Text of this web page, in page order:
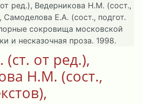
ред.), Ведерникова Н.М. (сост.,
Самоделова Е.А. (сост., подгот.
сокровища московской
и несказочная проза. 1998.
от ред.),
Н.М. (сост.,